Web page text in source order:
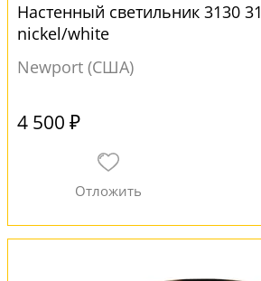
Настенный светильник 3130
nickel/white
Newport (США)
4 500 ₽